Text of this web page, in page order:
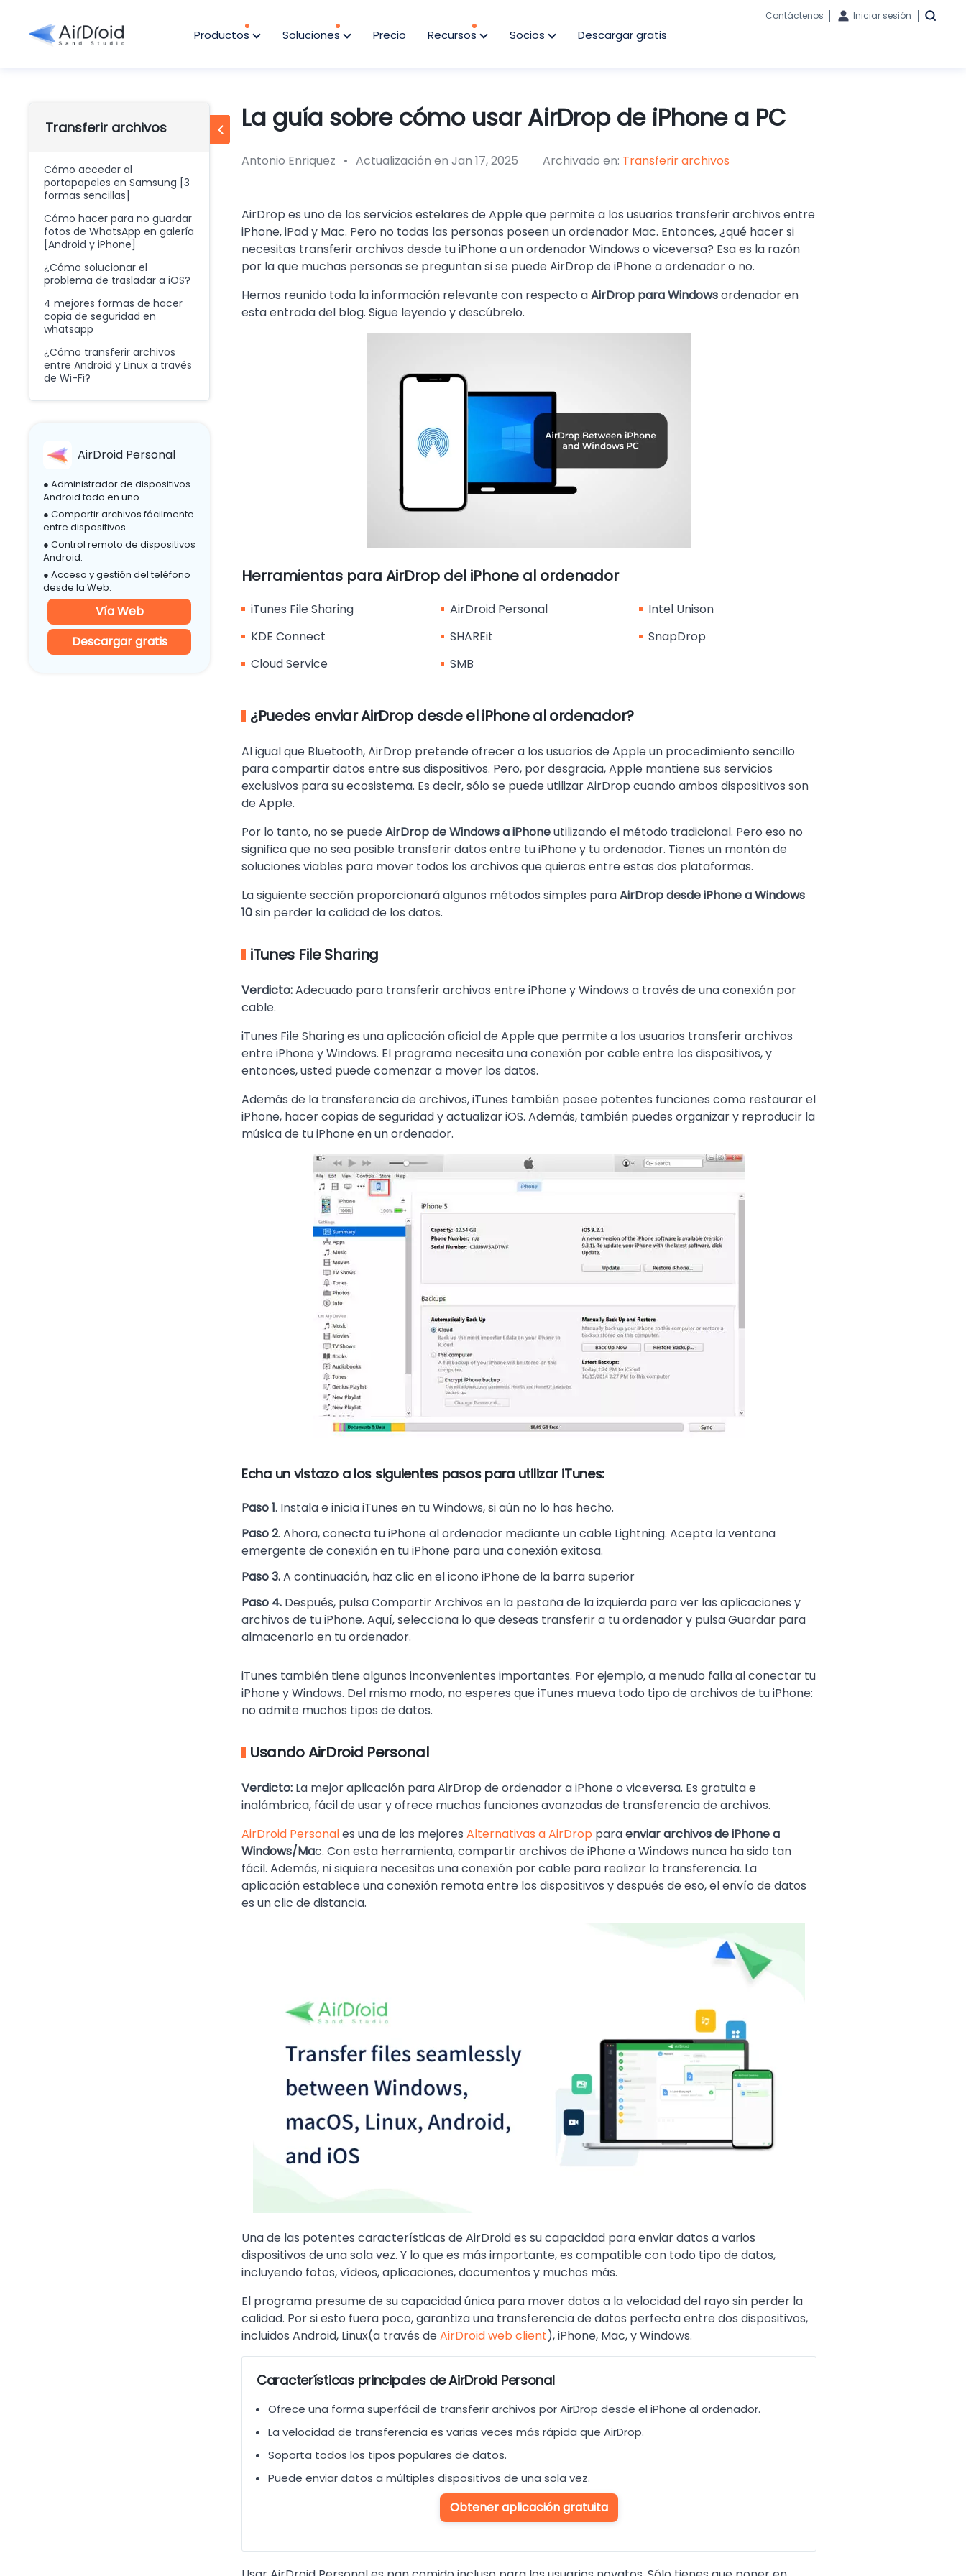
Productos Soluciones Precio Recursos Socios Descargar gratis
Contáctenos Iniciar sesión
Transferir archivos
Cómo acceder al
portapapeles en Samsung [3
formas sencillas]
Cómo hacer para no guardar
fotos de WhatsApp en galería
[Android y iPhone]
¿Cómo solucionar el
problema de trasladar a iOS?
4 mejores formas de hacer
copia de seguridad en
whatsapp
¿Cómo transferir archivos
entre Android y Linux a través
de Wi-Fi?
AirDroid Personal
● Administrador de dispositivos
Android todo en uno.
● Compartir archivos fácilmente
entre dispositivos.
● Control remoto de dispositivos
Android.
● Acceso y gestión del teléfono
desde la Web.
Vía Web
Descargar gratis
La guía sobre cómo usar AirDrop de iPhone a PC
Antonio Enriquez Actualización en Jan 17, 2025 Archivado en: Transferir archivos
AirDrop es uno de los servicios estelares de Apple que permite a los usuarios transferir archivos entre
iPhone, iPad y Mac. Pero no todas las personas poseen un ordenador Mac. Entonces, ¿qué hacer si
necesitas transferir archivos desde tu iPhone a un ordenador Windows o viceversa? Esa es la razón
por la que muchas personas se preguntan si se puede AirDrop de iPhone a ordenador o no.
Hemos reunido toda la información relevante con respecto aAirDrop para Windowsordenador en
esta entrada del blog. Sigue leyendo y descúbrelo.
Herramientas para AirDrop del iPhone al ordenador
iTunes File Sharing AirDroid Personal
Intel Unison
KDE Connect
SHAREit
SnapDrop
Cloud Service
SMB
¿Puedes enviar AirDrop desde el iPhone al ordenador?
Al igual que Bluetooth, AirDrop pretende ofrecer a los usuarios de Apple un procedimiento sencillo
para compartir datos entre sus dispositivos. Pero, por desgracia, Apple mantiene sus servicios
exclusivos para su ecosistema. Es decir, sólo se puede utilizar AirDrop cuando ambos dispositivos son
de Apple.
Por lo tanto, no se puedeAirDrop de Windows a iPhoneutilizando el método tradicional. Pero eso no
significa que no sea posible transferir datos entre tu iPhone y tu ordenador. Tienes un montón de
soluciones viables para mover todos los archivos que quieras entre estas dos plataformas.
La siguiente sección proporcionará algunos métodos simples paraAirDrop desde iPhone a Windows
10sin perder la calidad de los datos.
iTunes File Sharing
Verdicto:Adecuado para transferir archivos entre iPhone y Windows a través de una conexión por
cable.
iTunes File Sharing es una aplicación oficial de Apple que permite a los usuarios transferir archivos
entre iPhone y Windows. El programa necesita una conexión por cable entre los dispositivos, y
entonces, usted puede comenzar a mover los datos.
Además de la transferencia de archivos, iTunes también posee potentes funciones como restaurar el
iPhone, hacer copias de seguridad y actualizar iOS. Además, también puedes organizar y reproducir la
música de tu iPhone en un ordenador.
Echa un vistazo a los siguientes pasos para utilizar iTunes:
Paso 1. Instala e inicia iTunes en tu Windows, si aún no lo has hecho.
Paso 2. Ahora, conecta tu iPhone al ordenador mediante un cable Lightning. Acepta la ventana
emergente de conexión en tu iPhone para una conexión exitosa.
Paso 3.A continuación, haz clic en el icono iPhone de la barra superior
Paso 4. Después, pulsa Compartir Archivos en la pestaña de la izquierda para ver las aplicaciones y
archivos de tu iPhone. Aquí, selecciona lo que deseas transferir a tu ordenador y pulsa Guardar para
almacenarlo en tu ordenador.
iTunes también tiene algunos inconvenientes importantes. Por ejemplo, a menudo falla al conectar tu
iPhone y Windows. Del mismo modo, no esperes que iTunes mueva todo tipo de archivos de tu iPhone:
no admite muchos tipos de datos.
Usando AirDroid Personal
Verdicto: La mejor aplicación para AirDrop de ordenador a iPhone o viceversa. Es gratuita e
inalámbrica, fácil de usar y ofrece muchas funciones avanzadas de transferencia de archivos.
AirDroid Personales una de las mejores Alternativas a AirDrop paraenviar archivos de iPhone a
Windows/Mac. Con esta herramienta, compartir archivos de iPhone a Windows nunca ha sido tan
fácil. Además, ni siquiera necesitas una conexión por cable para realizar la transferencia. La
aplicación establece una conexión remota entre los dispositivos y después de eso, el envío de datos
es un clic de distancia.
Una de las potentes características de AirDroid es su capacidad para enviar datos a varios
dispositivos de una sola vez. Y lo que es más importante, es compatible con todo tipo de datos,
incluyendo fotos, vídeos, aplicaciones, documentos y muchos más.
El programa presume de su capacidad única para mover datos a la velocidad del rayo sin perder la
calidad. Por si esto fuera poco, garantiza una transferencia de datos perfecta entre dos dispositivos,
incluidos Android, Linux(a través deAirDroid web client), iPhone, Mac, y Windows.
Características principales de AirDroid Personal
Ofrece una forma superfácil de transferir archivos por AirDrop desde el iPhone al ordenador.
La velocidad de transferencia es varias veces más rápida que AirDrop.
Soporta todos los tipos populares de datos.
Puede enviar datos a múltiples dispositivos de una sola vez.
Obtener aplicación gratuita